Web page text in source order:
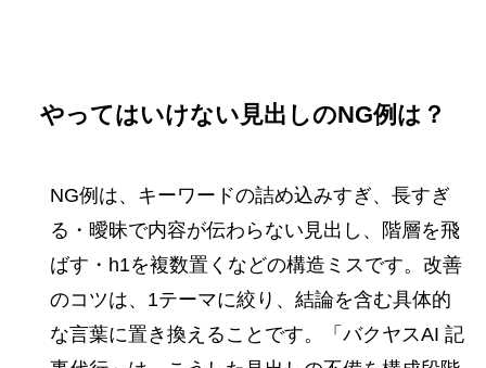
やってはいけない見出しのNG例は？
NG例は、キーワードの詰め込みすぎ、長すぎ
る・曖昧で内容が伝わらない見出し、階層を飛
ばす・h1を複数置くなどの構造ミスです。改善
のコツは、1テーマに絞り、結論を含む具体的
な言葉に置き換えることです。「バクヤスAI 記